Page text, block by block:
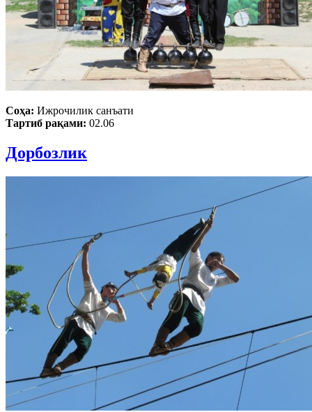
Соҳа: Ижрочилик санъати
Тартиб рақами: 02.06
Дорбозлик